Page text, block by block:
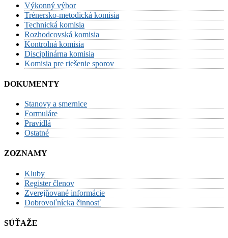
Výkonný výbor
Trénersko-metodická komisia
Technická komisia
Rozhodcovská komisia
Kontrolná komisia
Disciplinárna komisia
Komisia pre riešenie sporov
DOKUMENTY
Stanovy a smernice
Formuláre
Pravidlá
Ostatné
ZOZNAMY
Kluby
Register členov
Zverejňované informácie
Dobrovoľnícka činnosť
SÚŤAŽE